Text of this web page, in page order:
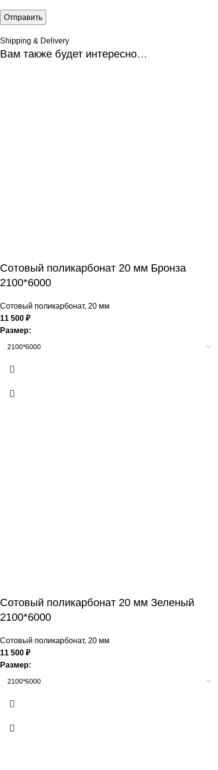
Shipping & Delivery
Вам также будет интересно…
Сотовый поликарбонат 20 мм Бронза
2100*6000
Сотовый поликарбонат, 20 мм
11 500 ₽
Размер:
Сотовый поликарбонат 20 мм Зеленый
2100*6000
Сотовый поликарбонат, 20 мм
11 500 ₽
Размер: